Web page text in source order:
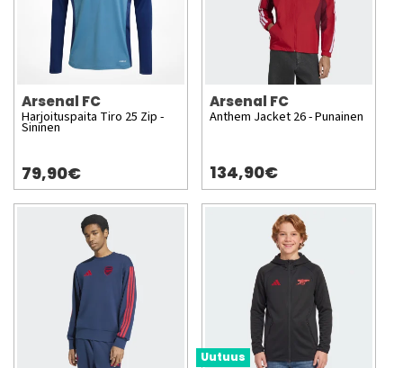
Arsenal FC
Harjoituspaita Tiro 25 Zip -
Sininen
79,90€
Arsenal FC
Anthem Jacket 26 - Punainen
134,90€
Uutuus